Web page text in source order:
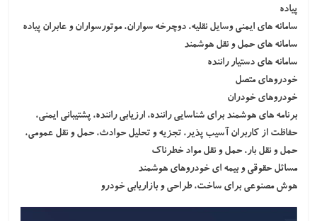
پیاده
سامانه های ایمنی وسایل نقلیه، دوچرخه سواران، موتورسواران و عابران پیاده
سامانه های حمل و نقل هوشمند
سامانه های دستیار راننده
خودروهای متصل
خودروهای خودران
برنامه های هوشمند برای شناسایی راننده، ارزیابی راننده، پشتیبانی ایمنی،
حفاظت از کاربران آسیب پذیر، تجزیه و تحلیل حوادث، حمل و نقل عمومی،
حمل و نقل بار، حمل و نقل مواد خطرناک
مسائل حقوقی و بیمه ای خودروهای هوشمند
هوش مصنوعی برای ساخت، طراحی و بازاریابی خودرو